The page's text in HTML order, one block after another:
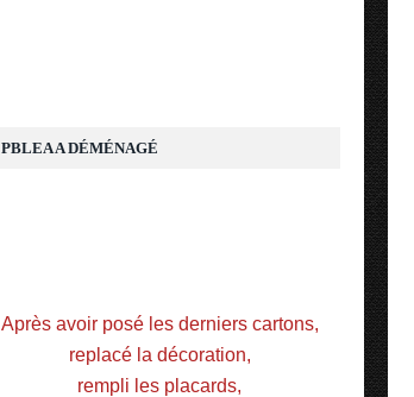
PBLEA A DÉMÉNAGÉ
Après avoir posé les derniers cartons,
replacé la décoration,
rempli les placards,